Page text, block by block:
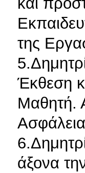
της
Έκθεση
Μαθητή.
άξονα